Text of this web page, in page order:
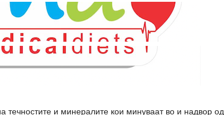
течностите и минералите кои минуваат во и надвор од